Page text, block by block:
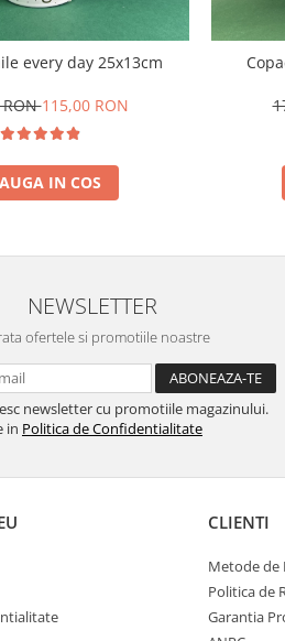
every day 25x13cm
RON115,00 RON
IN COS
NEWSLETTER
ofertele si promotiile noastre
newsletter cu promotiile magazinului.
in Politica de Confidentialitate
CLIENTI
Metode de
Politica de
Garantia